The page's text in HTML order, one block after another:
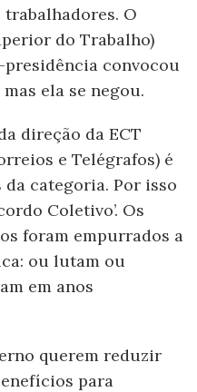
O
do Trabalho)
convocou
ela se negou.
direção da ECT
e Telégrafos) é
categoria. Por isso
Coletivo’. Os
foram empurrados a
ou lutam ou
em anos
querem reduzir
para